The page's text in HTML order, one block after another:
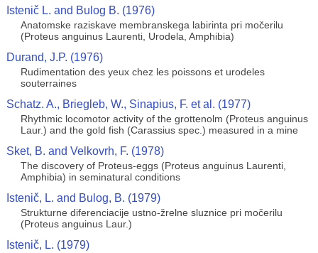
Istenič L. and Bulog B. (1976)
Anatomske raziskave membranskega labirinta pri močerilu
(Proteus anguinus Laurenti, Urodela, Amphibia)
Durand, J.P. (1976)
Rudimentation des yeux chez les poissons et urodeles
souterraines
Schatz. A., Briegleb, W., Sinapius, F. et al. (1977)
Rhythmic locomotor activity of the grottenolm (Proteus anguinus
Laur.) and the gold fish (Carassius spec.) measured in a mine
Sket, B. and Velkovrh, F. (1978)
The discovery of Proteus-eggs (Proteus anguinus Laurenti,
Amphibia) in seminatural conditions
Istenič, L. and Bulog, B. (1979)
Strukturne diferenciacije ustno-žrelne sluznice pri močerilu
(Proteus anguinus Laur.)
Istenič, L. (1979)